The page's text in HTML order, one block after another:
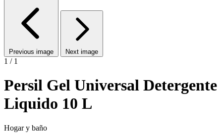
Previous image Next image
1 / 1
Persil Gel Universal Detergente
Liquido 10 L
Hogar y baño